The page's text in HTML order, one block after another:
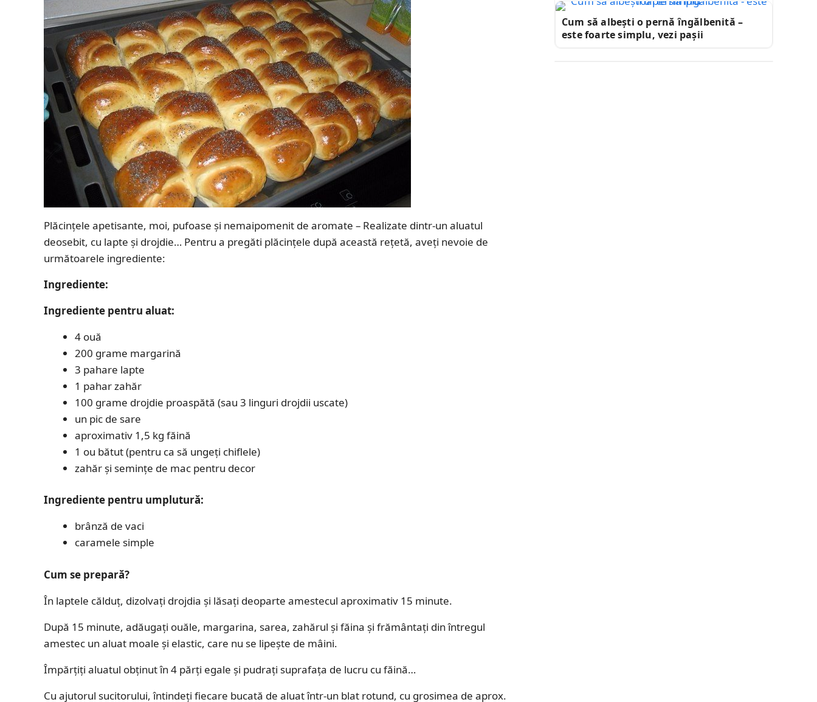
Plăcințele apetisante, moi, pufoase și nemaipomenit de aromate – Realizate dintr-un aluatul
deosebit, cu lapte și drojdie… Pentru a pregăti plăcințele după această rețetă, aveți nevoie de
următoarele ingrediente:
Ingrediente:
Ingrediente pentru aluat:
4 ouă
200 grame margarină
3 pahare lapte
1 pahar zahăr
100 grame drojdie proaspătă (sau 3 linguri drojdii uscate)
un pic de sare
aproximativ 1,5 kg făină
1 ou bătut (pentru ca să ungeți chiflele)
zahăr și semințe de mac pentru decor
Ingrediente pentru umplutură:
brânză de vaci
caramele simple
Cum se prepară?
În laptele călduț, dizolvați drojdia și lăsați deoparte amestecul aproximativ 15 minute.
După 15 minute, adăugați ouăle, margarina, sarea, zahărul și făina și frământați din întregul
amestec un aluat moale și elastic, care nu se lipește de mâini.
Împărțiți aluatul obținut în 4 părți egale și pudrați suprafața de lucru cu făină…
Cu ajutorul sucitorului, întindeți fiecare bucată de aluat într-un blat rotund, cu grosimea de aprox.
Cum să albești o pernă îngălbenită –
este foarte simplu, vezi pașii